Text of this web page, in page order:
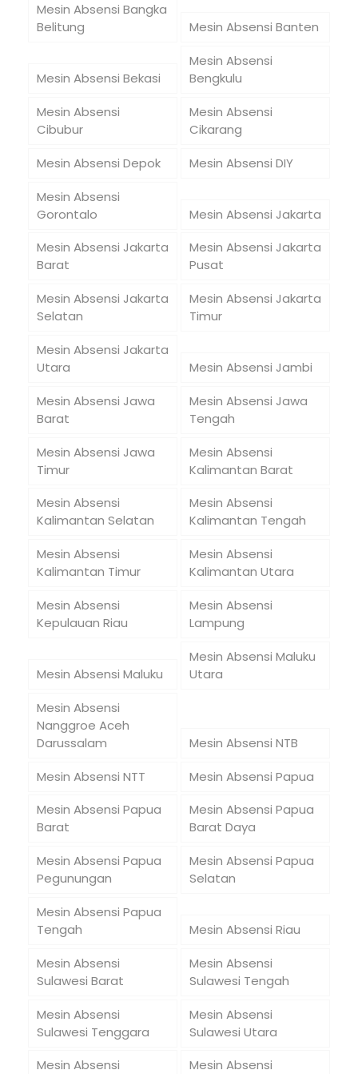
Mesin Absensi Bangka
Belitung
Mesin Absensi Banten
Mesin Absensi Bekasi
Mesin Absensi
Bengkulu
Mesin Absensi
Cibubur
Mesin Absensi
Cikarang
Mesin Absensi Depok
Mesin Absensi DIY
Mesin Absensi
Gorontalo
Mesin Absensi Jakarta
Mesin Absensi Jakarta
Barat
Mesin Absensi Jakarta
Pusat
Mesin Absensi Jakarta
Selatan
Mesin Absensi Jakarta
Timur
Mesin Absensi Jakarta
Utara
Mesin Absensi Jambi
Mesin Absensi Jawa
Barat
Mesin Absensi Jawa
Tengah
Mesin Absensi Jawa
Timur
Mesin Absensi
Kalimantan Barat
Mesin Absensi
Kalimantan Selatan
Mesin Absensi
Kalimantan Tengah
Mesin Absensi
Kalimantan Timur
Mesin Absensi
Kalimantan Utara
Mesin Absensi
Kepulauan Riau
Mesin Absensi
Lampung
Mesin Absensi Maluku
Mesin Absensi Maluku
Utara
Mesin Absensi
Nanggroe Aceh
Darussalam
Mesin Absensi NTB
Mesin Absensi NTT
Mesin Absensi Papua
Mesin Absensi Papua
Barat
Mesin Absensi Papua
Barat Daya
Mesin Absensi Papua
Pegunungan
Mesin Absensi Papua
Selatan
Mesin Absensi Papua
Tengah
Mesin Absensi Riau
Mesin Absensi
Sulawesi Barat
Mesin Absensi
Sulawesi Tengah
Mesin Absensi
Sulawesi Tenggara
Mesin Absensi
Sulawesi Utara
Mesin Absensi
Mesin Absensi